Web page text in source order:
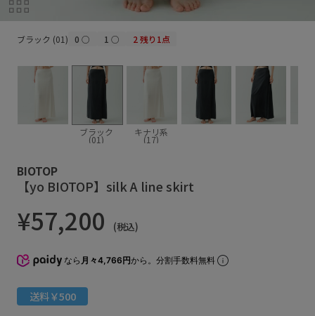
ブラック (01) 0○ 1 ○ 2 残り1点
ブラック
(01)
キナリ系
(17)
BIOTOP
【yo BIOTOP】silk A line skirt
¥57,200 (税込)
なら 月々4,766円から。分割手数料無料
送料￥500